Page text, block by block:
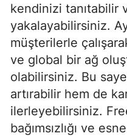
kendinizi tanıtabilir
yakalayabilirsiniz.
müşterilerle
ve global bir ağ
olabilirsiniz. Bu
artırabilir hem de
ilerleyebilirsiniz.
bağımsızlığı ve